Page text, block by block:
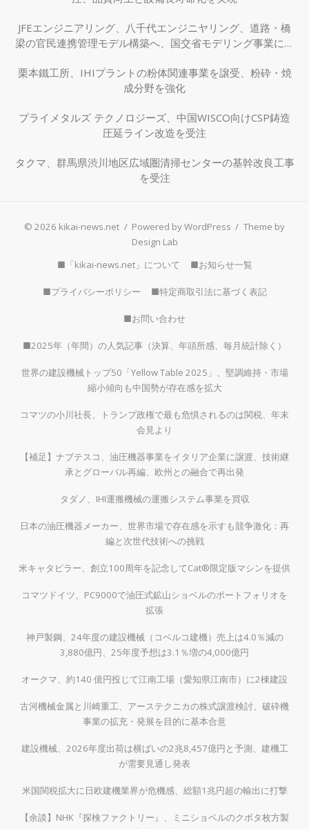
JFEエンジニアリング、八千代エンジニヤリング、道路・橋
梁の官民連携管理モデル構築へ、国交省モデリング事業に採
栗本鐵工所、IHIプラントの粉体関連事業を譲受、粉砕・焼
成分野を強化
プライメタルズ テクノロジーズ、中国WISCO向けCSP鋳造
圧延ライン改造を受注
タクマ、群馬県渋川地区広域圏清掃センターの基幹改良工事
を受注
© 2026 kikai-news.net / Powered by WordPress / Theme by
Design Lab
■「kikai-news.net」について
■お知らせ一覧
■プライバシーポリシー ■特定商取引法に基づく表記
■お問い合わせ
■2025年（年間）の人気記事（決算、年頭所感、毎月統計除く）
世界の建設機械トップ50「Yellow Table 2025」、堅調維持・市場
縮小傾向も中国勢が存在感を拡大
コマツの小川社長、トランプ政権で最も危惧されるのは関税、年末
会見より
【補足】ナブテスコ、油圧機器事業をイタリア企業に譲渡、技術継
承とグローバル再編、欧州との融合で再出発
タダノ、IHI運搬機械の運搬システム事業を買収
日本の油圧機器メーカー、世界市場で存在感を示すも競争激化：再
編と次世代技術への挑戦
米キャタピラー、創立100周年を記念してCat®限定版マシンを提供
コマツドイツ、PC9000で油圧式鉱山ショベルのポートフォリオを
拡張
神戸製鋼、24年度の建設機械（コベルコ建機）売上は4.0％減の
3,880億円、25年度予想は3.1％増の4,000億円
オークマ、約140 億円投じて江南工場（愛知県江南市）に2棟建設
古河機械金属と川崎重工、アーステクニカの株式譲渡検討、破砕機
事業の拡充・発展を目的に基本合意
建設機械、2026年度出荷は横ばいの2兆8,457億円と予測、建機工
が需要見通し発表
米国関税拡大に日欧建機業界が危機感、総額1兆円超の輸出に打撃
【余談】NHK『探検ファクトリー』、ミニショベルのクボタ枚方製